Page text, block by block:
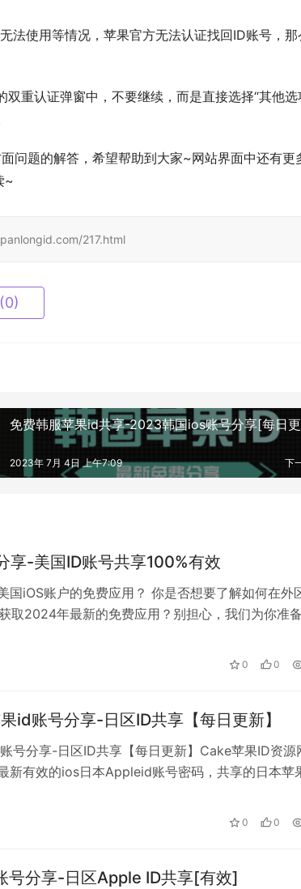
法使用等情况，苹果官方无法认证找回ID账号，那
重认证弹窗中，不要继续，而是直接选择“其他选
问题的解答，希望帮助到大家~网站界面中还有更
~
217.html
(0)
免费韩服苹果id共享-2023韩国ios账号分享[每日
下
2023年 7月 4日 上午7:09
享-美国ID账号共享100%有效
国iOS账户的免费应用？ 你是否想要了解如何在外
取2024年最新的免费应用？别担心，我们为你准
0 0
id账号分享-日区ID共享【每日更新】
号分享-日区ID共享【每日更新】Cake苹果ID资源
新有效的ios日本Appleid账号密码，共享的日本苹
0 0
号分享-日区Apple ID共享[有效]